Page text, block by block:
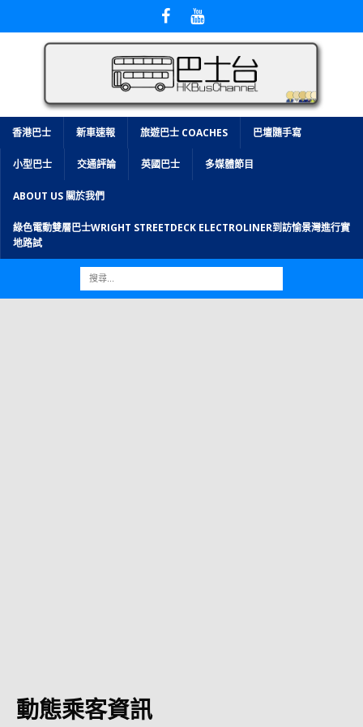
香港巴士 新車速報 旅遊巴士 COACHES 巴壇隨手寫
小型巴士 交通評論 英國巴士 多媒體節目
ABOUT US 關於我們
綠色電動雙層巴士WRIGHT STREETDECK ELECTROLINER到訪愉景灣進行實
地路試
動態乘客資訊